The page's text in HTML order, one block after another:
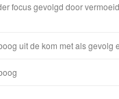
focus gevolgd door
uit de kom met als